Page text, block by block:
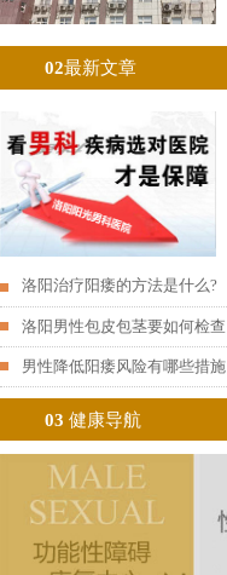
02最新文章
洛阳治疗阳痿的方法是什么?
洛阳男性包皮包茎要如何检查
男性降低阳痿风险有哪些措施
03 健康导航